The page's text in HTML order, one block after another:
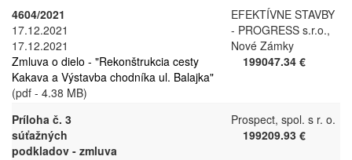
4604/2021
17.12.2021
17.12.2021
Zmluva o dielo - "Rekonštrukcia cesty
Kakava a Výstavba chodníka ul. Balajka"
(pdf - 4.38 MB)
EFEKTÍVNE STAVBY
- PROGRESS s.r.o.,
Nové Zámky
199047.34 €
Príloha č. 3
súťažných
podkladov - zmluva
Prospect, spol. s r. o.
199209.93 €